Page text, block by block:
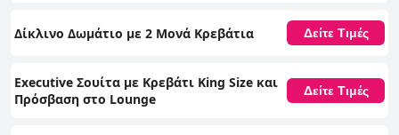
Δίκλινο Δωμάτιο με 2 Μονά Κρεβάτια Δείτε Τιμές
Executive Σουίτα με Κρεβάτι King Size και
Πρόσβαση στο Lounge
Δείτε Τιμές